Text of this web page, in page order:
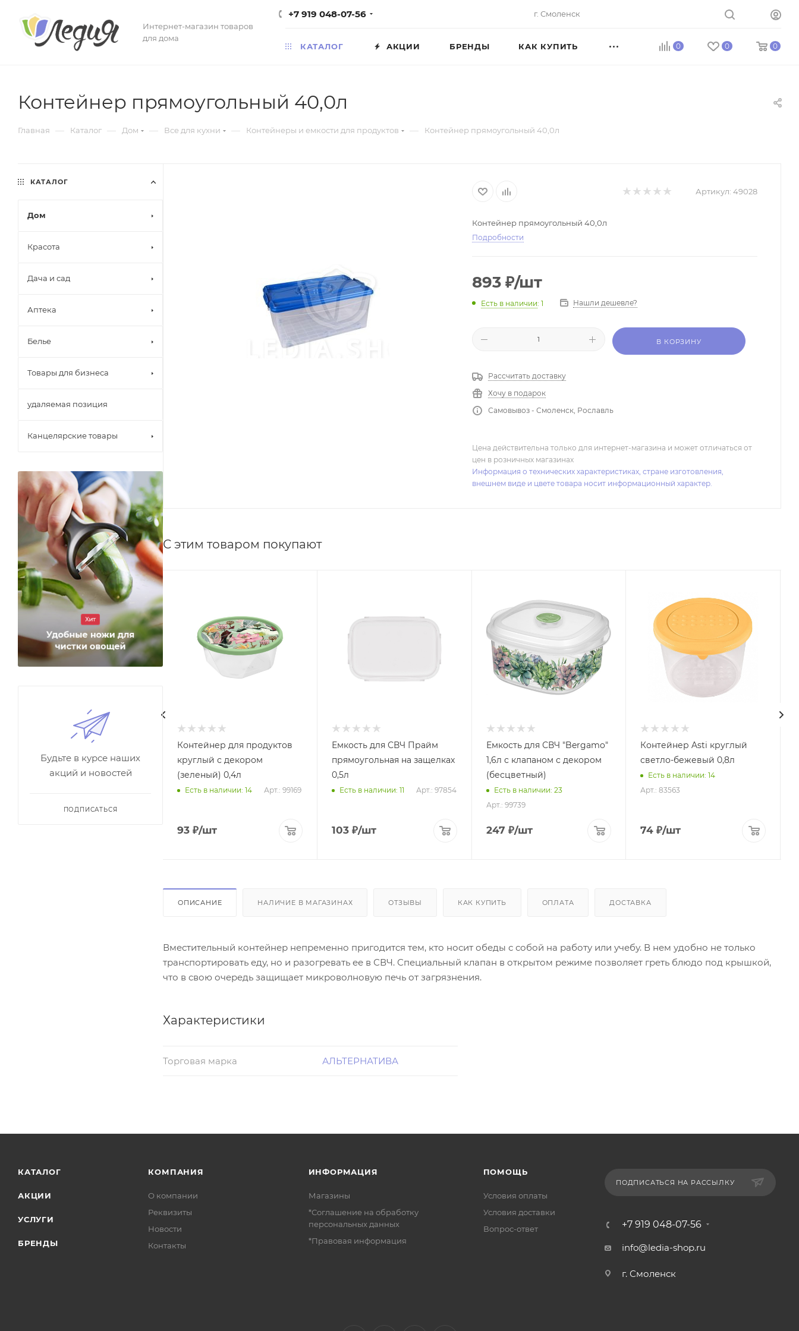
Интернет-магазин товаров
для дома
+7 919 048-07-56 г. Смоленск
0 0 0
КАТАЛОГ АКЦИИ БРЕНДЫ КАК КУПИТЬ
Контейнер прямоугольный 40,0л
Главная — Каталог — Дом — Все для кухни — Контейнеры и емкости для продуктов — Контейнер прямоугольный 40,0л
Артикул: 49028
Контейнер прямоугольный 40,0л
Подробности
893 ₽/шт
Есть в наличии: 1 Нашли дешевле?
В КОРЗИНУ
Рассчитать доставку
Хочу в подарок
Самовывоз - Смоленск, Рославль
Цена действительна только для интернет-магазина и может отличаться от
цен в розничных магазинах
Информация о технических характеристиках, стране изготовления,
внешнем виде и цвете товара носит информационный характер.
С этим товаром покупают
Контейнер для продуктов
круглый с декором
(зеленый) 0,4л
Есть в наличии: 14 Арт.: 99169
93 ₽/шт
Емкость для СВЧ Прайм
прямоугольная на защелках
0,5л
Есть в наличии: 11 Арт.: 97854
103₽/шт
Емкость для СВЧ "Bergamo"
1,6л с клапаном с декором
(бесцветный)
Есть в наличии: 23
Арт.: 99739
247 ₽/шт
Контейнер Asti круглый
светло-бежевый 0,8л
Есть в наличии: 14
Арт.: 83563
74 ₽/шт
ОПИСАНИЕ НАЛИЧИЕ В МАГАЗИНАХ ОТЗЫВЫ КАК КУПИТЬ ОПЛАТА ДОСТАВКА
Вместительный контейнер непременно пригодится тем, кто носит обеды с собой на работу или учебу. В нем удобно не только
транспортировать еду, но и разогревать ее в СВЧ. Специальный клапан в открытом режиме позволяет греть блюдо под крышкой,
что в свою очередь защищает микроволновую печь от загрязнения.
Характеристики
Торговая марка АЛЬТЕРНАТИВА
КАТАЛОГ
Дом
Красота
Дача и сад
Аптека
Белье
Товары для бизнеса
удаляемая позиция
Канцелярские товары
Будьте в курсе наших
акций и новостей
ПОДПИСАТЬСЯ
КАТАЛОГ
АКЦИИ
УСЛУГИ
БРЕНДЫ
КОМПАНИЯ
О компании
Реквизиты
Новости
Контакты
ИНФОРМАЦИЯ
Магазины
*Соглашение на обработку
персональных данных
*Правовая информация
ПОМОЩЬ
Условия оплаты
Условия доставки
Вопрос-ответ
ПОДПИСАТЬСЯ НА РАССЫЛКУ
+7 919 048-07-56
info@ledia-shop.ru
г. Смоленск